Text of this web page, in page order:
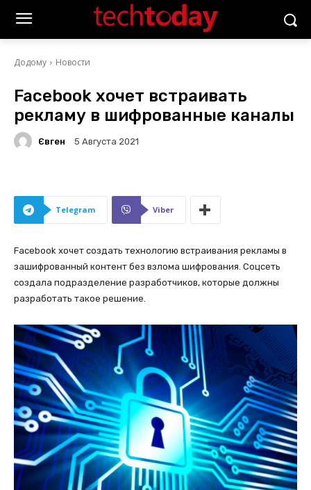
Додому Новости
Facebook хочет встраивать
рекламу в шифрованные каналы
Євген 5 Августа 2021
Telegram Viber
Facebook хочет создать технологию встраивания рекламы в
зашифрованный контент без взлома шифрования. Соцсеть
создала подразделение разработчиков, которые должны
разработать такое решение.